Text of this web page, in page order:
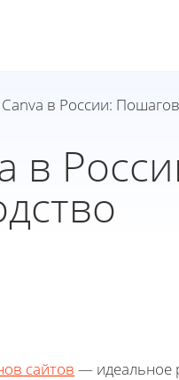
в России:
в
сайтов — идеальное